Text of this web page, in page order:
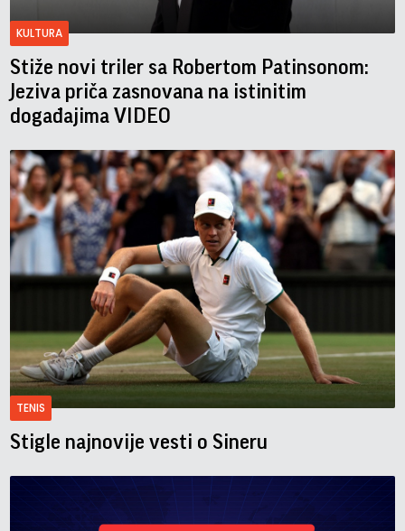
KULTURA
Stiže novi triler sa Robertom Patinsonom:
Jeziva priča zasnovana na istinitim
događajima VIDEO
TENIS
Stigle najnovije vesti o Sineru